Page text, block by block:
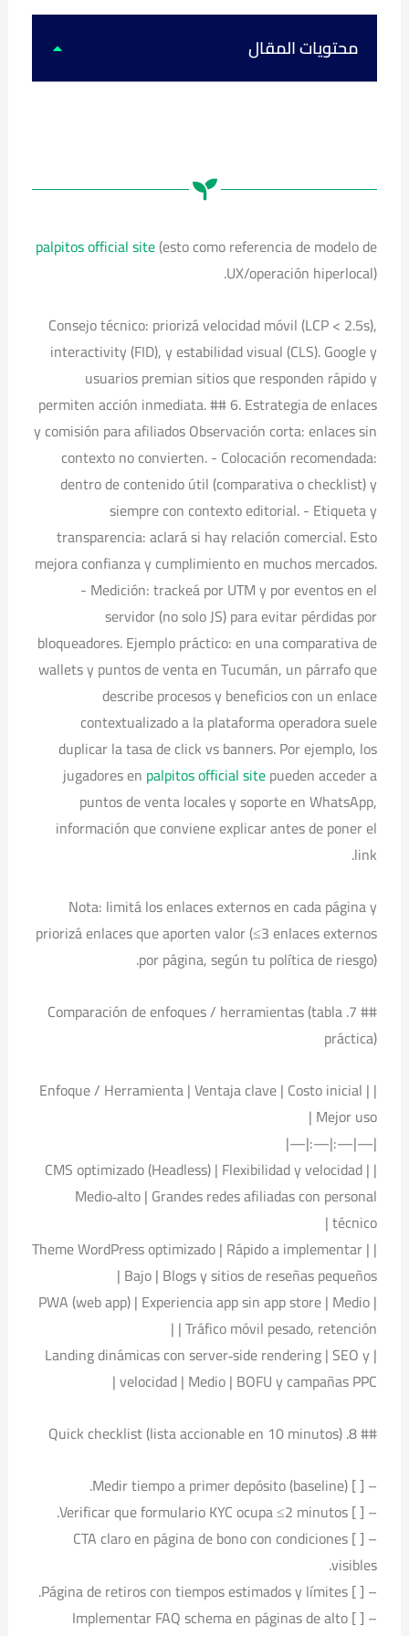
t
k
t
b
e
t
g
r
m
e
o
oمحتويات المقال
palpitos official site(esto como referencia de modelo de
UX/operación hiperlocal).
Consejo técnico: priorizá velocidad móvil (LCP < 2.5s),
interactivity (FID), y estabilidad visual (CLS). Google y
usuarios premian sitios que responden rápido y
permiten acción inmediata. ## 6. Estrategia de enlaces
y comisión para afiliados Observación corta: enlaces sin
contexto no convierten. - Colocación recomendada:
dentro de contenido útil (comparativa o checklist) y
siempre con contexto editorial. - Etiqueta y
transparencia: aclará si hay relación comercial. Esto
mejora confianza y cumplimiento en muchos mercados.
- Medición: trackeá por UTM y por eventos en el
servidor (no solo JS) para evitar pérdidas por
bloqueadores. Ejemplo práctico: en una comparativa de
wallets y puntos de venta en Tucumán, un párrafo que
describe procesos y beneficios con un enlace
contextualizado a la plataforma operadora suele
duplicar la tasa de click vs banners. Por ejemplo, los
jugadores en palpitos official sitepueden acceder a
puntos de venta locales y soporte en WhatsApp,
información que conviene explicar antes de poner el
link.
Nota: limitá los enlaces externos en cada página y
priorizá enlaces que aporten valor (≤3 enlaces externos
por página, según tu política de riesgo).
## 7. Comparación de enfoques / herramientas (tabla
práctica)
| Enfoque / Herramienta | Ventaja clave | Costo inicial |
Mejor uso |
|—|—:|—:|—|
| CMS optimizado (Headless) | Flexibilidad y velocidad |
Medio‑alto | Grandes redes afiliadas con personal
técnico |
| Theme WordPress optimizado | Rápido a implementar |
Bajo | Blogs y sitios de reseñas pequeños |
| PWA (web app) | Experiencia app sin app store | Medio
| Tráfico móvil pesado, retención |
| Landing dinámicas con server‑side rendering | SEO y
velocidad | Medio | BOFU y campañas PPC |
## 8. Quick checklist (lista accionable en 10 minutos)
– [ ] Medir tiempo a primer depósito (baseline).
– [ ] Verificar que formulario KYC ocupa ≤2 minutos.
– [ ] CTA claro en página de bono con condiciones
visibles.
– [ ] Página de retiros con tiempos estimados y límites.
– [ ] Implementar FAQ schema en páginas de alto